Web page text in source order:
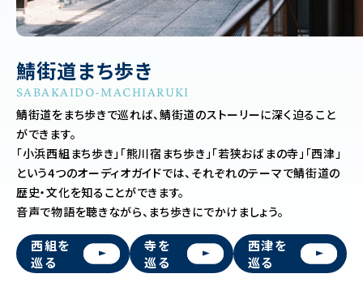
鯖街道まち歩き
SABAKAIDO-MACHIARUKI
鯖街道をまち歩きで巡れば、鯖街道のストーリーに深く迫ること
ができます。
「小浜西組まち歩き」「熊川宿まち歩き」「若狭おばまの寺」「西津」
という4つのオーディオガイドでは、それぞれのテーマで鯖街道の
歴史・文化を知ることができます。
音声で物語を聴きながら、まち歩きにでかけましょう。
西組を
巡る
寺を
巡る
西津を
巡る